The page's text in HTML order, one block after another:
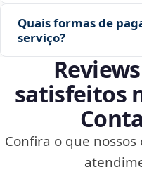
Quais formas de
serviço?
satisfeitos
Confira o que